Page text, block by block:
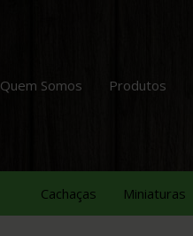
Quem Somos Produtos
Cachaças Miniaturas